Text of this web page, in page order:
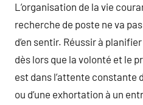
L’organisation de la vie
recherche de poste ne va
d’en sentir. Réussir à
dès lors que la volonté et le
est dans l’attente constante
ou d’une exhortation à un